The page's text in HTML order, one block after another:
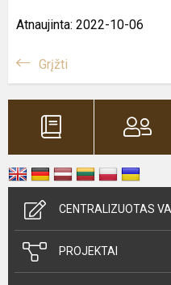
Atnaujinta: 2022-10-06
Grįžti
CENTRALIZUOTAS
PROJEKTAI